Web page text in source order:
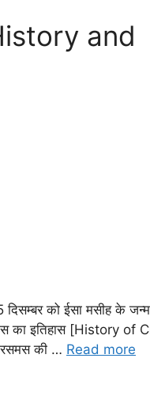
and
दिसम्बर को ईसा मसीह के
का इतिहास [History of
की … Read more